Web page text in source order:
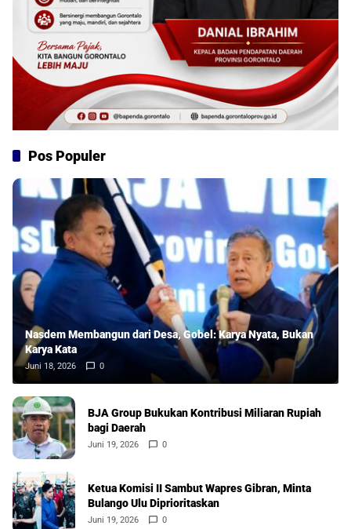
Pos Populer
Nasdem Membangun dari Desa, Gobel: Karya Nyata, Bukan
Karya Kata
Juni 18, 2026 0
BJA Group Bukukan Kontribusi Miliaran Rupiah
bagi Daerah
Juni 19, 2026 0
Ketua Komisi II Sambut Wapres Gibran, Minta
Bulango Ulu Diprioritaskan
Juni 19, 2026 0